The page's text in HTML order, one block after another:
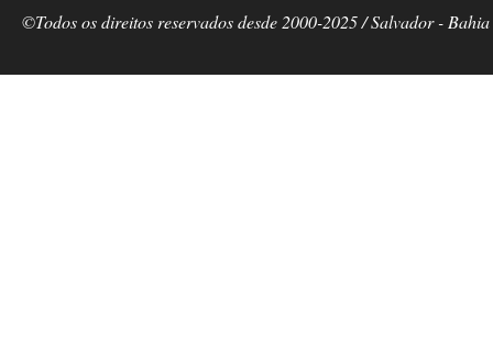
©Todos os direitos reservados desde 2000-2025 / Salvador -